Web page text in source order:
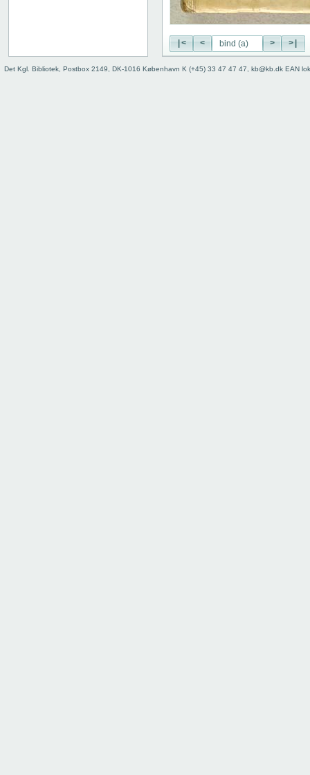
|< < > >|
Det Kgl. Bibliotek, Postbox 2149, DK-1016 København K (+45) 33 47 47 47, kb@kb.dk EAN